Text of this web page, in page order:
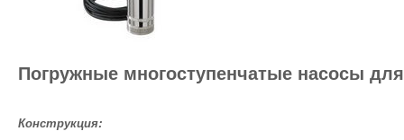
Погружные многоступенчатые насосы
Конструкция: